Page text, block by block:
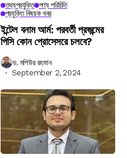
তথ্যপ্রযুক্তি পণ্য পরিচিতি
প্রযুক্তি বিষয়ক খবর
ইন্টেল বনাম আর্ম: পরবর্তী প্রজন্মের
পিসি কোন প্রোসেসরে চলবে?
ড. মশিউর রহমান
September 2, 2024